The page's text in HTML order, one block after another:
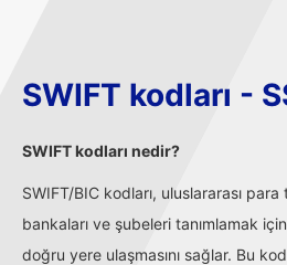
SWIFT kodları -
SWIFT kodları nedir?
SWIFT/BIC kodları, uluslararası
bankaları ve şubeleri tanımlamak için
doğru yere ulaşmasını sağlar. Bu